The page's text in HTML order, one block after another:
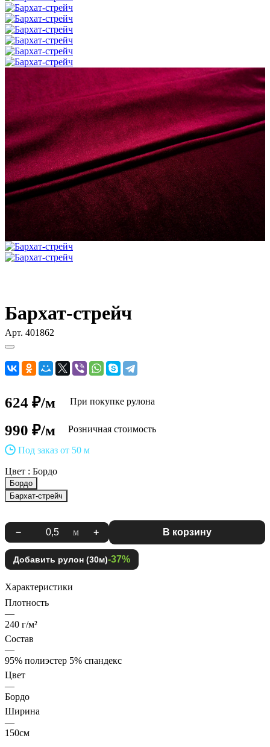
Бархат-стрейч
Арт. 401862
624 ₽/м При покупке рулона
990 ₽/м Розничная стоимость
Под заказ от 50 м
Цвет : Бордо
Бордо
Бархат-стрейч
− м + В корзину
Добавить рулон (30м)-37%
Характеристики
Плотность
—
240 г/м²
Состав
—
95% полиэстер 5% спандекс
Цвет
—
Бордо
Ширина
—
150см